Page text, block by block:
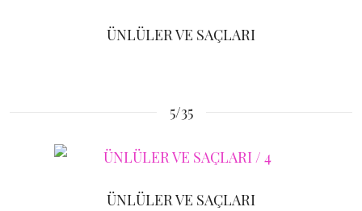
ÜNLÜLER VE SAÇLARI
5/35
ÜNLÜLER VE SAÇLARI